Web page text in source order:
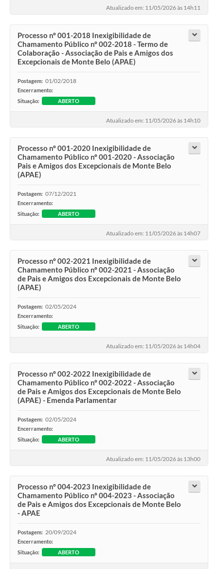
Atualizado em: 11/05/2026 às 14h11
Processo nº 001-2018 Inexigibilidade de
Chamamento Público nº 002-2018 - Termo de
Colaboração - Associação de Pais e Amigos dos
Excepcionais de Monte Belo (APAE)
Postagem: 01/02/2018
Encerramento:
Situação:
ABERTO
Atualizado em: 11/05/2026 às 14h10
Processo nº 001-2020 Inexigibilidade de
Chamamento Público nº 001-2020 - Associação
Pais e Amigos dos Excepcionais de Monte Belo
(APAE)
Postagem: 07/12/2021
Encerramento:
Situação:
ABERTO
Atualizado em: 11/05/2026 às 14h07
Processo nº 002-2021 Inexigibilidade de
Chamamento Público nº 002-2021 - Associação
de Pais e Amigos dos Excepcionais de Monte Belo
(APAE)
Postagem: 02/05/2024
Encerramento:
Situação:
ABERTO
Atualizado em: 11/05/2026 às 14h04
Processo nº 002-2022 Inexigibilidade de
Chamamento Público nº 002-2022 - Associação
de Pais e Amigos dos Excepcionais de Monte Belo
(APAE) - Emenda Parlamentar
Postagem: 02/05/2024
Encerramento:
Situação:
ABERTO
Atualizado em: 11/05/2026 às 13h00
Processo nº 004-2023 Inexigibilidade de
Chamamento Público nº 004-2023 - Associação
de Pais e Amigos dos Excepcionais de Monte Belo
- APAE
Postagem: 20/09/2024
Encerramento:
Situação:
ABERTO